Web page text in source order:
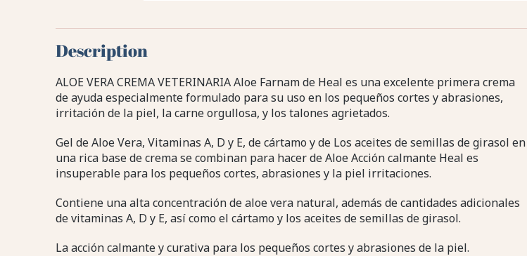
Description
ALOE VERA CREMA VETERINARIA Aloe Farnam de Heal es una excelente primera crema
de ayuda especialmente formulado para su uso en los pequeños cortes y abrasiones,
irritación de la piel, la carne orgullosa, y los talones agrietados.
Gel de Aloe Vera, Vitaminas A, D y E, de cártamo y de Los aceites de semillas de girasol en
una rica base de crema se combinan para hacer de Aloe Acción calmante Heal es
insuperable para los pequeños cortes, abrasiones y la piel irritaciones.
Contiene una alta concentración de aloe vera natural, además de cantidades adicionales
de vitaminas A, D y E, así como el cártamo y los aceites de semillas de girasol.
La acción calmante y curativa para los pequeños cortes y abrasiones de la piel.